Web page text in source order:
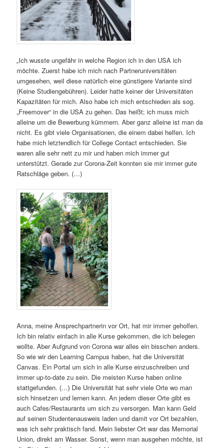
„Ich wusste ungefähr in welche Region ich in den USA ich
möchte. Zuerst habe ich mich nach Partneruniversitäten
umgesehen, weil diese natürlich eine günstigere Variante sind
(Keine Studiengebühren). Leider hatte keiner der Universitäten
Kapazitäten für mich. Also habe ich mich entschieden als sog.
„Freemover“ in die USA zu gehen. Das heißt; ich muss mich
alleine um die Bewerbung kümmern. Aber ganz alleine ist man da
nicht. Es gibt viele Organisationen, die einem dabei helfen. Ich
habe mich letztendlich für College Contact entschieden. Sie
waren alle sehr nett zu mir und haben mich immer gut
unterstützt. Gerade zur Corona-Zeit konnten sie mir immer gute
Ratschläge geben. (…)
Anna, meine Ansprechpartnerin vor Ort, hat mir immer geholfen.
Ich bin relativ einfach in alle Kurse gekommen, die ich belegen
wollte. Aber Aufgrund von Corona war alles ein bisschen anders.
So wie wir den Learning Campus haben, hat die Universität
Canvas. Ein Portal um sich in alle Kurse einzuschreiben und
immer up-to-date zu sein. Die meisten Kurse haben online
stattgefunden. (…) Die Universität hat sehr viele Orte wo man
sich hinsetzen und lernen kann. An jedem dieser Orte gibt es
auch Cafes/Restaurants um sich zu versorgen. Man kann Geld
auf seinen Studentenausweis laden und damit vor Ort bezahlen,
was ich sehr praktisch fand. Mein liebster Ort war das Memorial
Union, direkt am Wasser. Sonst, wenn man ausgehen möchte, ist